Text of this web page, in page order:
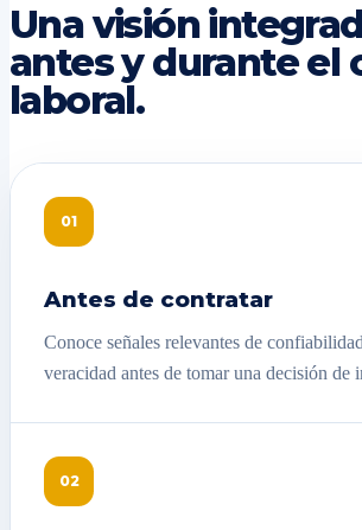
Una visión
antes y durante el
laboral.
01
Antes de contratar
Conoce señales relevantes de
veracidad antes de tomar una decisión de
02